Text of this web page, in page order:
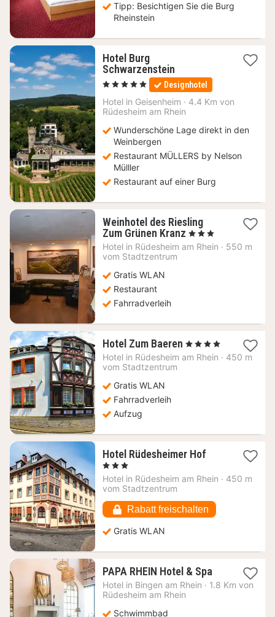
Tipp: Besichtigen Sie die Burg
Rheinstein
Hotel Burg
Schwarzenstein1
Nacht
ab
182
€
, 5 Sterne Designhotel
Hotel in Geisenheim · 4.4 Km von
Rüdesheim am Rhein
Wunderschöne Lage direkt in den
Weinbergen
Restaurant MÜLLERS by Nelson
Mülller
Restaurant auf einer Burg
Weinhotel des Riesling
Zum Grünen Kranz 1
Nacht
, 3 Sterne
Hotel in Rüdesheim am Rhein · 550 m
vom Stadtzentrum
Gratis WLAN
Restaurant
Fahrradverleih
Hotel Zum Baeren 1
Nacht
, 4 Sterne
Hotel in Rüdesheim am Rhein · 450 m
vom Stadtzentrum
Gratis WLAN
Fahrradverleih
Aufzug
Hotel Rüdesheimer Hof1
ab
, 3 Sterne
Hotel in Rüdesheim am Rhein · 450 m
vom Stadtzentrum
Rabatt freischalten
Gratis WLAN
PAPA RHEIN Hotel & Spa1
Nacht
Hotel in Bingen am Rhein · 1.8 Km von
Rüdesheim am Rhein
Schwimmbad